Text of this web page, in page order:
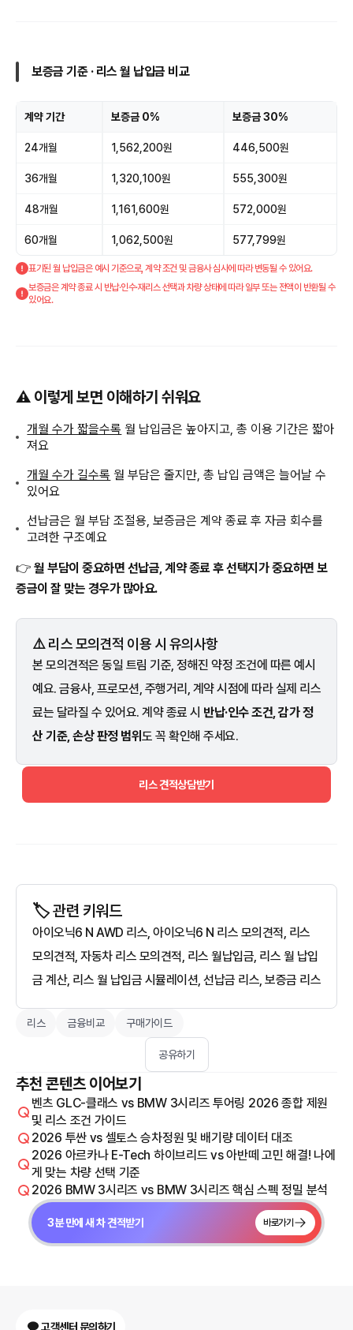
보증금 기준 · 리스 월 납입금 비교
계약 기간 보증금 0% 보증금 30%
24개월 1,562,200원 446,500원
36개월 1,320,100원 555,300원
48개월 1,161,600원 572,000원
60개월 1,062,500원 577,799원
표기된 월 납입금은 예시 기준으로, 계약 조건 및 금융사 심사에 따라 변동될 수 있어요.
보증금은 계약 종료 시 반납·인수·재리스 선택과 차량 상태에 따라 일부 또는 전액이 반환될 수
있어요.
⚠️ 이렇게 보면 이해하기 쉬워요
개월 수가 짧을수록 월 납입금은 높아지고, 총 이용 기간은 짧아
져요
개월 수가 길수록 월 부담은 줄지만, 총 납입 금액은 늘어날 수
있어요
선납금은 월 부담 조절용, 보증금은 계약 종료 후 자금 회수를
고려한 구조예요
👉 월 부담이 중요하면 선납금, 계약 종료 후 선택지가 중요하면 보
증금이 잘 맞는 경우가 많아요.
⚠️ 리스 모의견적 이용 시 유의사항
본 모의견적은 동일 트림 기준, 정해진 약정 조건에 따른 예시
예요. 금융사, 프로모션, 주행거리, 계약 시점에 따라 실제 리스
료는 달라질 수 있어요. 계약 종료 시 반납·인수 조건, 감가 정
산 기준, 손상 판정 범위도 꼭 확인해 주세요.
리스 견적상담받기
🏷️ 관련 키워드
아이오닉6 N AWD 리스, 아이오닉6 N 리스 모의견적, 리스
모의견적, 자동차 리스 모의견적, 리스 월납입금, 리스 월 납입
금 계산, 리스 월 납입금 시뮬레이션, 선납금 리스, 보증금 리스
리스 금융비교 구매가이드
공유하기
추천 콘텐츠 이어보기
벤츠 GLC-클래스 vs BMW 3시리즈 투어링 2026 종합 제원
및 리스 조건 가이드
2026 투싼 vs 셀토스 승차정원 및 배기량 데이터 대조
2026 아르카나 E-Tech 하이브리드 vs 아반떼 고민 해결! 나에
게 맞는 차량 선택 기준
2026 BMW 3시리즈 vs BMW 3시리즈 핵심 스펙 정밀 분석
3분 만에 새 차 견적받기 바로가기
고객센터 문의하기